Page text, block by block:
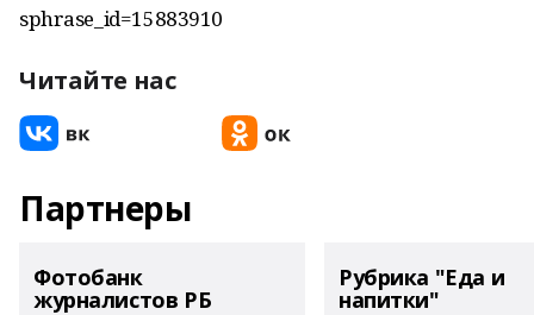
sphrase_id=15883910
Читайте нас
Партнеры
Фотобанк
журналистов РБ
Рубрика "Еда и
напитки"